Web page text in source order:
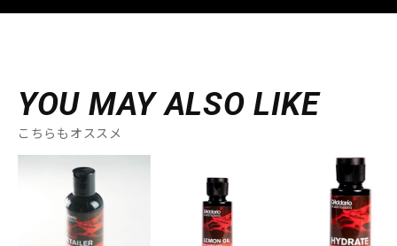
YOU MAY ALSO LIKE
こちらもオススメ